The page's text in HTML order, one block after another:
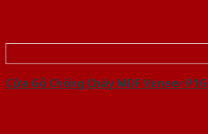
Cửa Gỗ Chống Cháy MDF Veneer